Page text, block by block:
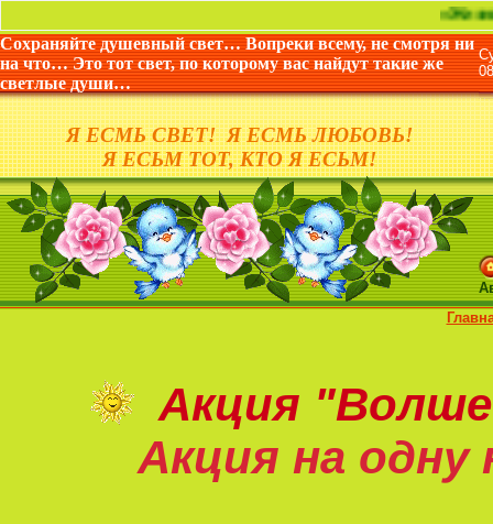
«Жизнь дана
Сохраняйте душевный свет… Вопреки всему, не смотря ни
на что… Это тот свет, по которому вас найдут такие же
светлые души…
Я ЕСМЬ СВЕТ! Я ЕСМЬ ЛЮБОВЬ!
Я ЕСЬМ ТОТ, КТО Я ЕСЬМ!
Акция
Акция на одну